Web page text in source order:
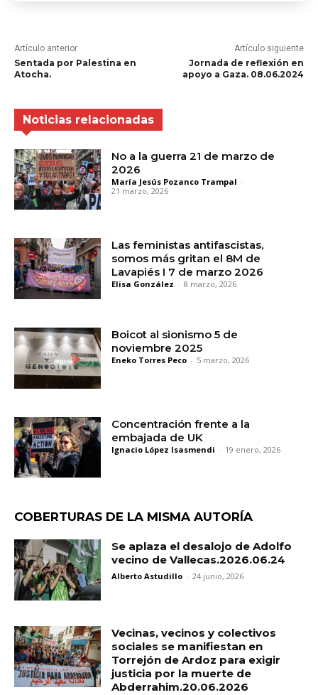
Artículo anterior
Sentada por Palestina en
Atocha.
Artículo siguiente
Jornada de reflexión en
apoyo a Gaza. 08.06.2024
Noticias relacionadas
No a la guerra 21 de marzo de
2026
María Jesús Pozanco Trampal -
21 marzo, 2026
Las feministas antifascistas,
somos más gritan el 8M de
Lavapiés I 7 de marzo 2026
Elisa González - 8 marzo, 2026
Boicot al sionismo 5 de
noviembre 2025
Eneko Torres Peco - 5 marzo, 2026
Concentración frente a la
embajada de UK
Ignacio López Isasmendi - 19 enero, 2026
COBERTURAS DE LA MISMA AUTORÍA
Se aplaza el desalojo de Adolfo
vecino de Vallecas.2026.06.24
Alberto Astudillo - 24 junio, 2026
Vecinas, vecinos y colectivos
sociales se manifiestan en
Torrejón de Ardoz para exigir
justicia por la muerte de
Abderrahim.20.06.2026